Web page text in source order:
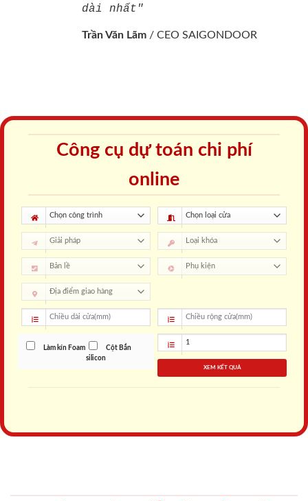
dài nhất"
Trần Văn Lãm / CEO SAIGONDOOR
Công cụ dự toán chi phí
online
Làm kín Foam
Cột Bắn
silicon
XEM KẾT QUẢ